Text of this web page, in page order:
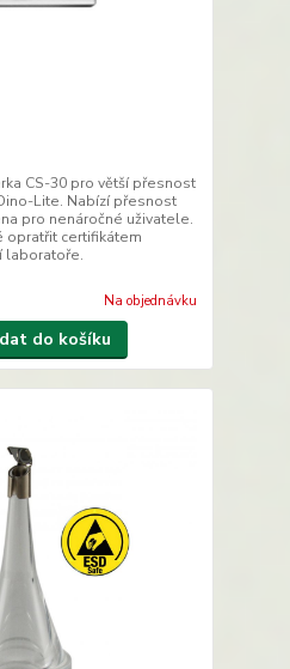
CS-30 pro větší přesnost
Lite. Nabízí přesnost
pro nenáročné uživatele.
opratřit certifikátem
laboratoře.
Na objednávku
do košíku